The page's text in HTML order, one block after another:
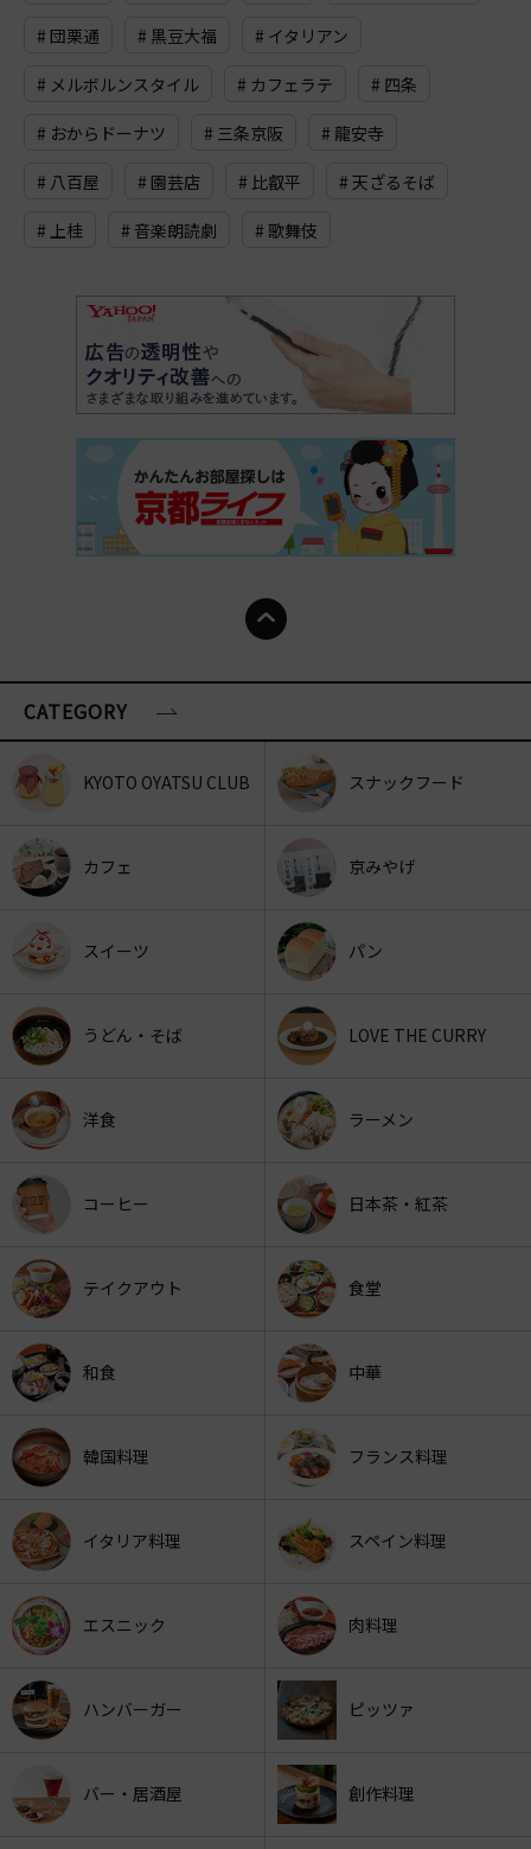
# 団栗通 # 黒豆大福 # イタリアン
# メルボルンスタイル # カフェラテ # 四条
# おからドーナツ # 三条京阪 # 龍安寺
# 八百屋 # 園芸店 # 比叡平 # 天ざるそば
# 上桂 # 音楽朗読劇 # 歌舞伎
CATEGORY
KYOTO OYATSU CLUB スナックフード
カフェ 京みやげ
スイーツ パン
うどん・そば LOVE THE CURRY
洋食 ラーメン
コーヒー 日本茶・紅茶
テイクアウト 食堂
和食 中華
韓国料理 フランス料理
イタリア料理 スペイン料理
エスニック 肉料理
ハンバーガー ピッツァ
バー・居酒屋 創作料理